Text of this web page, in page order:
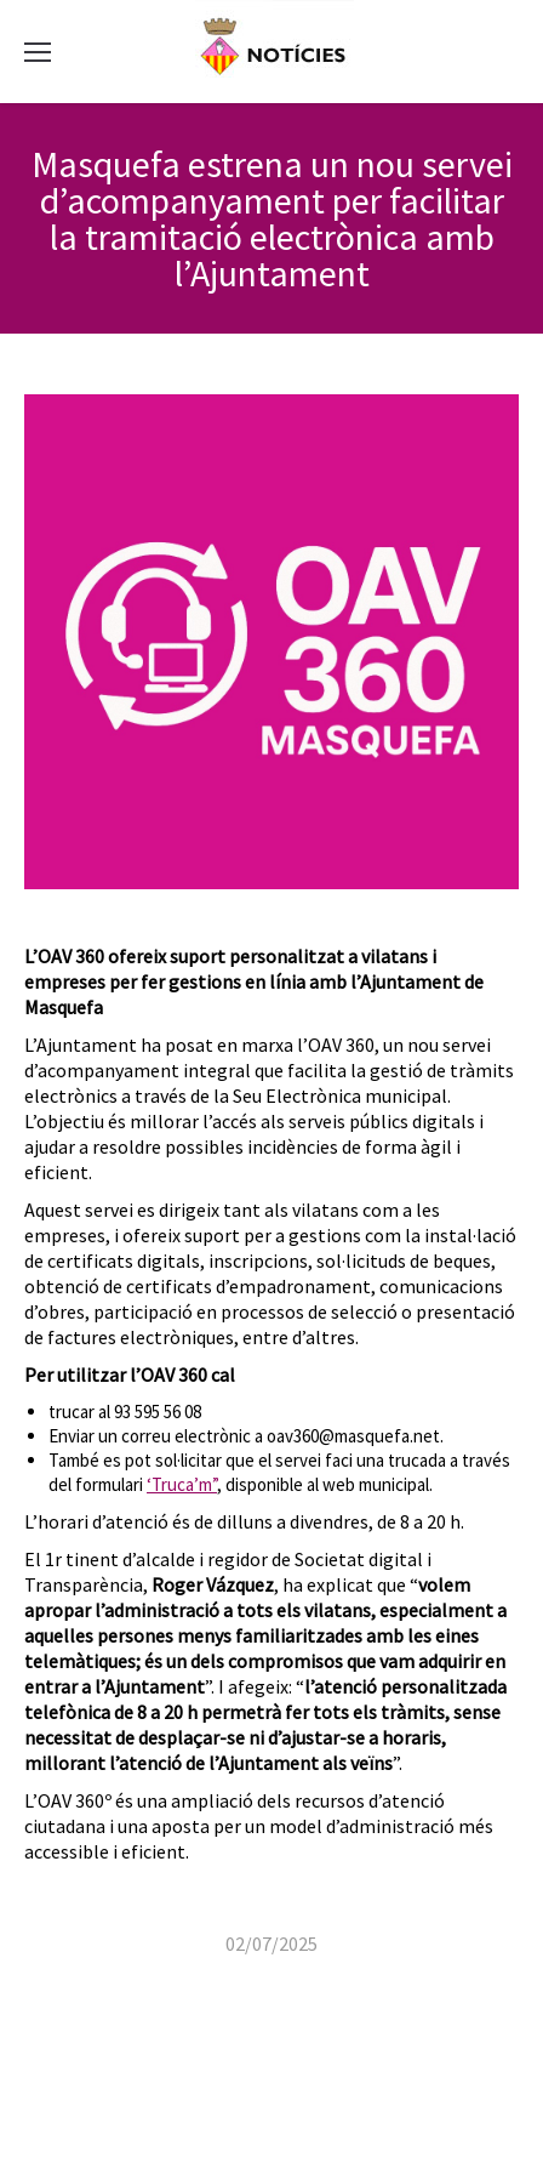
Masquefa estrena un nou servei
d’acompanyament per facilitar
la tramitació electrònica amb
l’Ajuntament
L’OAV 360 ofereix suport personalitzat a vilatans i
empreses per fer gestions en línia amb l’Ajuntament de
Masquefa
L’Ajuntament ha posat en marxa l’OAV 360, un nou servei
d’acompanyament integral que facilita la gestió de tràmits
electrònics a través de la Seu Electrònica municipal.
L’objectiu és millorar l’accés als serveis públics digitals i
ajudar a resoldre possibles incidències de forma àgil i
eficient.
Aquest servei es dirigeix tant als vilatans com a les
empreses, i ofereix suport per a gestions com la instal·lació
de certificats digitals, inscripcions, sol·licituds de beques,
obtenció de certificats d’empadronament, comunicacions
d’obres, participació en processos de selecció o presentació
de factures electròniques, entre d’altres.
Per utilitzar l’OAV 360 cal
trucar al 93 595 56 08
Enviar un correu electrònic a oav360@masquefa.net.
També es pot sol·licitar que el servei faci una trucada a través
del formulari ‘Truca’m”, disponible al web municipal.
L’horari d’atenció és de dilluns a divendres, de 8 a 20 h.
El 1r tinent d’alcalde i regidor de Societat digital i
Transparència, Roger Vázquez, ha explicat que “volem
apropar l’administració a tots els vilatans, especialment a
aquelles persones menys familiaritzades amb les eines
telemàtiques; és un dels compromisos que vam adquirir en
entrar a l’Ajuntament”. I afegeix: “l’atenció personalitzada
telefònica de 8 a 20 h permetrà fer tots els tràmits, sense
necessitat de desplaçar-se ni d’ajustar-se a horaris,
millorant l’atenció de l’Ajuntament als veïns”.
L’OAV 360º és una ampliació dels recursos d’atenció
ciutadana i una aposta per un model d’administració més
accessible i eficient.
02/07/2025